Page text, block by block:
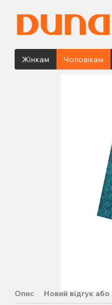
Жінкам Чоловікам
Опис Новий відгук